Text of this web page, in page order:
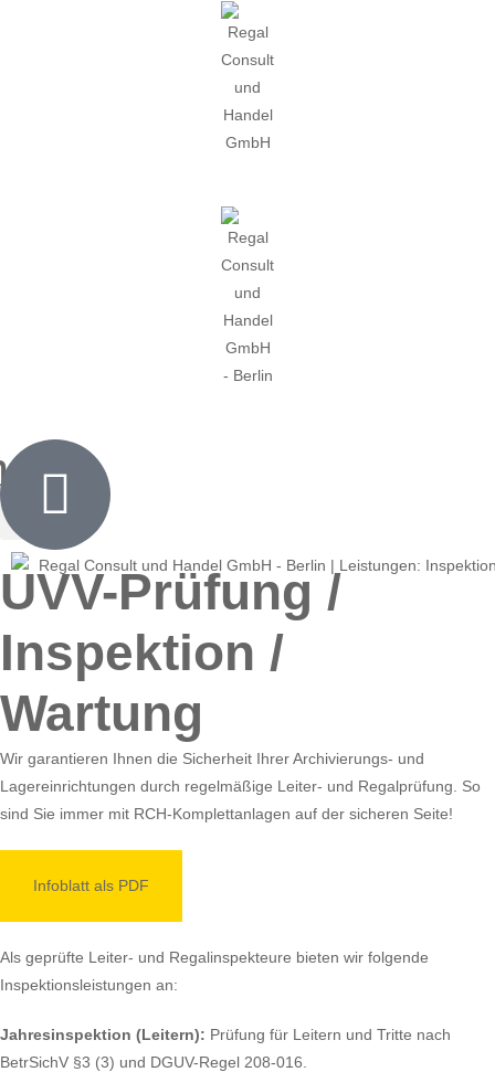
UVV-Prüfung /
Inspektion /
Wartung
Wir garantieren Ihnen die Sicherheit Ihrer Archivierungs- und
Lagereinrichtungen durch regelmäßige Leiter- und Regalprüfung. So
sind Sie immer mit RCH-Komplettanlagen auf der sicheren Seite!
Infoblatt als PDF
Als geprüfte Leiter- und Regalinspekteure bieten wir folgende
Inspektionsleistungen an:
Jahresinspektion (Leitern): Prüfung für Leitern und Tritte nach
BetrSichV §3 (3) und DGUV-Regel 208-016.